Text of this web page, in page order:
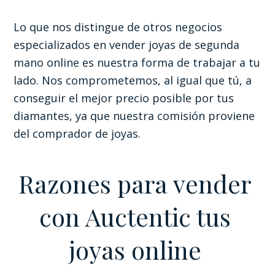
Lo que nos distingue de otros negocios
especializados en vender joyas de segunda
mano online es nuestra forma de trabajar a tu
lado. Nos comprometemos, al igual que tú, a
conseguir el mejor precio posible por tus
diamantes, ya que nuestra comisión proviene
del comprador de joyas.
Razones para vender
con Auctentic tus
joyas online